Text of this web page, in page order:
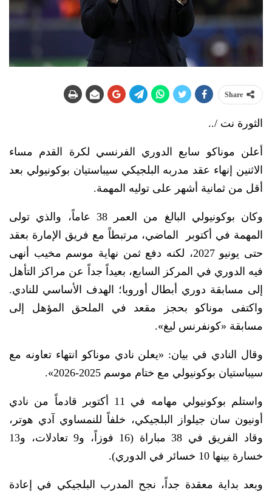
Share
الثورة نت /..
أعلن موناكو سابع الدوري الفرنسي لكرة القدم مساء
الاثنين إنهاء عقد مدربه البلجيكي سيباستيان بوكونيولي بعد
أقل من ثمانية أشهر على توليه المهمة.
وكان بوكونيولي البالغ من العمر 38 عاماً، والذي تولى
المهمة في أكتوبر الماضي، مرتبطاً مع فريق الإمارة بعقد
حتى يونيو 2027، لكنه دفع ثمن نهاية موسم مخيب أنهى
فيه الدوري في المركز السابع، بعيداً جداً عن مراكز التأهل
إلى مسابقة دوري أبطال أوروبا؛ الهدف الأساسي للنادي.
واكتفى موناكو بحجز مقعد في الملحق المؤهل إلى
مسابقة «كونفرنس ليغ».
وقال النادي في بيان: «يعلن نادي موناكو انتهاء تعاونه مع
سيباستيان بوكونيولي مع ختام موسم 2025-2026».
واستلم بوكونيولي مهامه في 11 أكتوبر قادماً من نادي
أونيون سان جيلواز البلجيكي، خلفاً للنمساوي آدي هوتر،
وقاد الفريق في 38 مباراة (16 فوزاً، و9 تعادلات، و13
خسارة بينها 10 خسائر في الدوري).
وبعد بداية معقدة جداً، نجح المدرب البلجيكي في إعادة